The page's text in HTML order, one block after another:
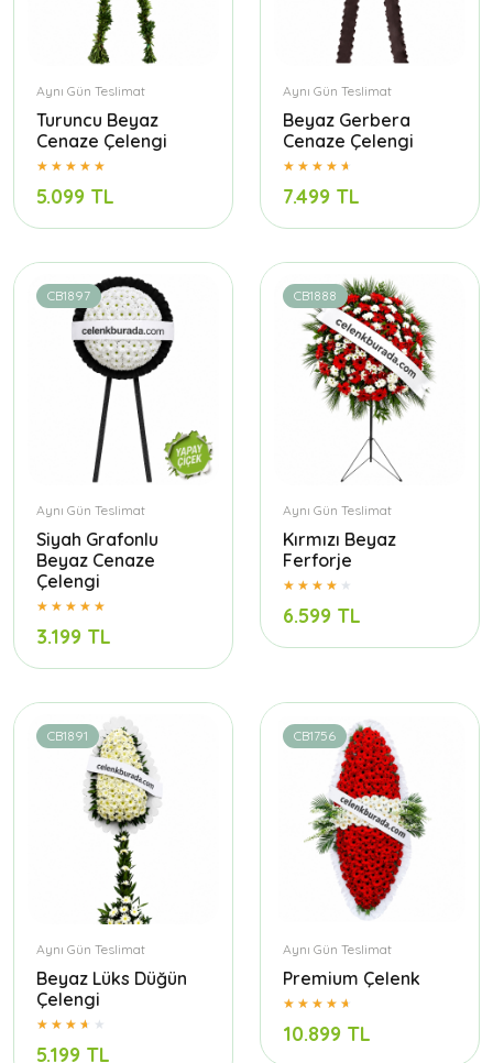
Aynı Gün Teslimat
Turuncu Beyaz
Cenaze Çelengi
5.099 TL
Aynı Gün Teslimat
Beyaz Gerbera
Cenaze Çelengi
7.499 TL
CB1897
Aynı Gün Teslimat
Siyah Grafonlu
Beyaz Cenaze
Çelengi
3.199 TL
CB1888
Aynı Gün Teslimat
Kırmızı Beyaz
Ferforje
6.599 TL
CB1891
Aynı Gün Teslimat
Beyaz Lüks Düğün
Çelengi
5.199 TL
CB1756
Aynı Gün Teslimat
Premium Çelenk
10.899 TL